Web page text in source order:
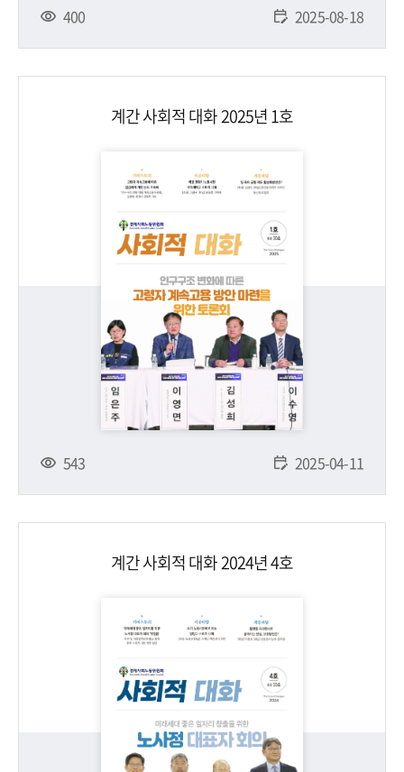
400 2025-08-18
계간 사회적 대화 2025년 1호
543 2025-04-11
계간 사회적 대화 2024년 4호